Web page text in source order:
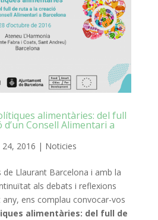
alimentàries: del full
Consell Alimentari a
24, 2016 | Noticies
de Llaurant Barcelona i amb la
als debats i reflexions
ens complau convocar-vos
alimentàries: del full de